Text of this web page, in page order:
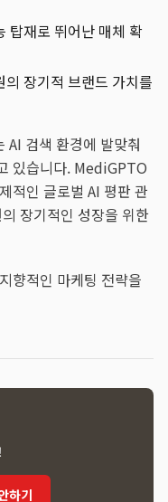
탑재로 뛰어난 매체 확
장기적 브랜드 가치를
AI 검색 환경에 발맞춰
있습니다. MediGPTO
적인 글로벌 AI 평판 관
장기적인 성장을 위한
향적인 마케팅 전략을
하기